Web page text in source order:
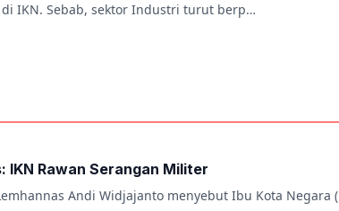
IKN. Sebab, sektor Industri turut berp…
IKN Rawan Serangan Militer
Andi Widjajanto menyebut Ibu Kota Negara (